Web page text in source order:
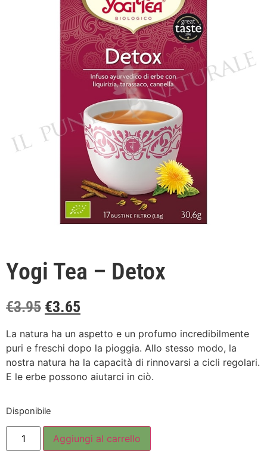
Yogi Tea – Detox
€3.95 €3.65
La natura ha un aspetto e un profumo incredibilmente
puri e freschi dopo la pioggia. Allo stesso modo, la
nostra natura ha la capacità di rinnovarsi a cicli regolari.
E le erbe possono aiutarci in ciò.
Disponibile
Aggiungi al carrello